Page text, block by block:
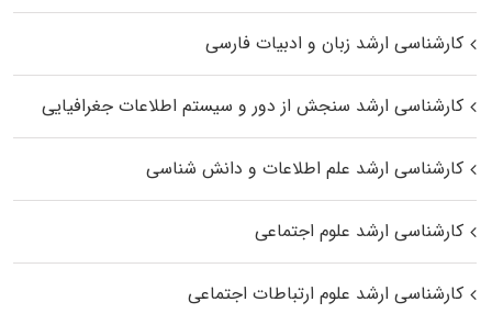
کارشناسی ارشد زبان و ادبیات فارسی
کارشناسی ارشد سنجش از دور و سیستم اطلاعات جغرافیایی
کارشناسی ارشد علم اطلاعات و دانش شناسی
کارشناسی ارشد علوم اجتماعی
کارشناسی ارشد علوم ارتباطات اجتماعی